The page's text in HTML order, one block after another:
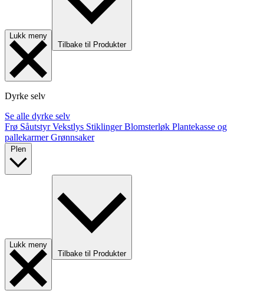
Lukk meny
Tilbake til Produkter
Dyrke selv
Se alle dyrke selv
Frø SåutstyrVekstlys StiklingerBlomsterløk Plantekasse og
pallekarmerGrønnsaker
Lukk meny
Tilbake til Produkter